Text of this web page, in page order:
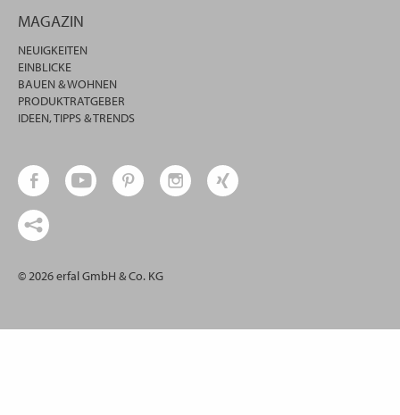
MAGAZIN
NEUIGKEITEN
EINBLICKE
BAUEN & WOHNEN
PRODUKTRATGEBER
IDEEN, TIPPS & TRENDS
© 2026 erfal GmbH & Co. KG